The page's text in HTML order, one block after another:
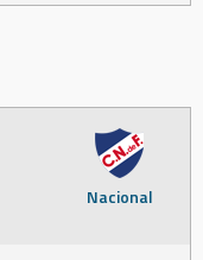
Nacional